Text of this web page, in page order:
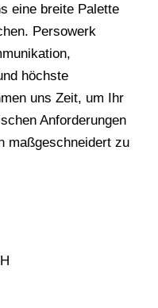
eine breite Palette
Persowerk
höchste
uns Zeit, um Ihr
Anforderungen
maßgeschneidert zu